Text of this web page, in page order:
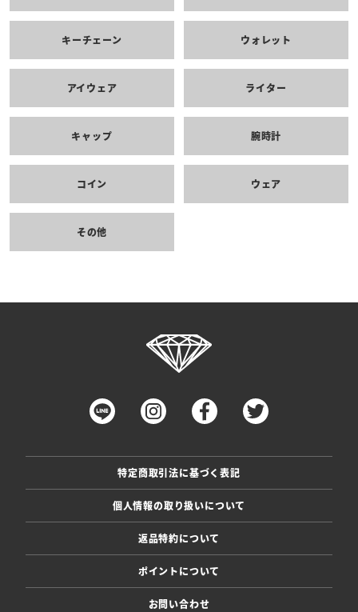
キーチェーン ウォレット
アイウェア ライター
キャップ 腕時計
コイン ウェア
その他
特定商取引法に基づく表記
個人情報の取り扱いについて
返品特約について
ポイントについて
お問い合わせ